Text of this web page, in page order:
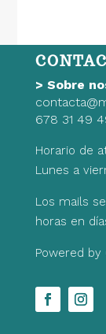
> Sobre
678 31 49
Horario de
Lunes a
Los mails
horas en
Powered by